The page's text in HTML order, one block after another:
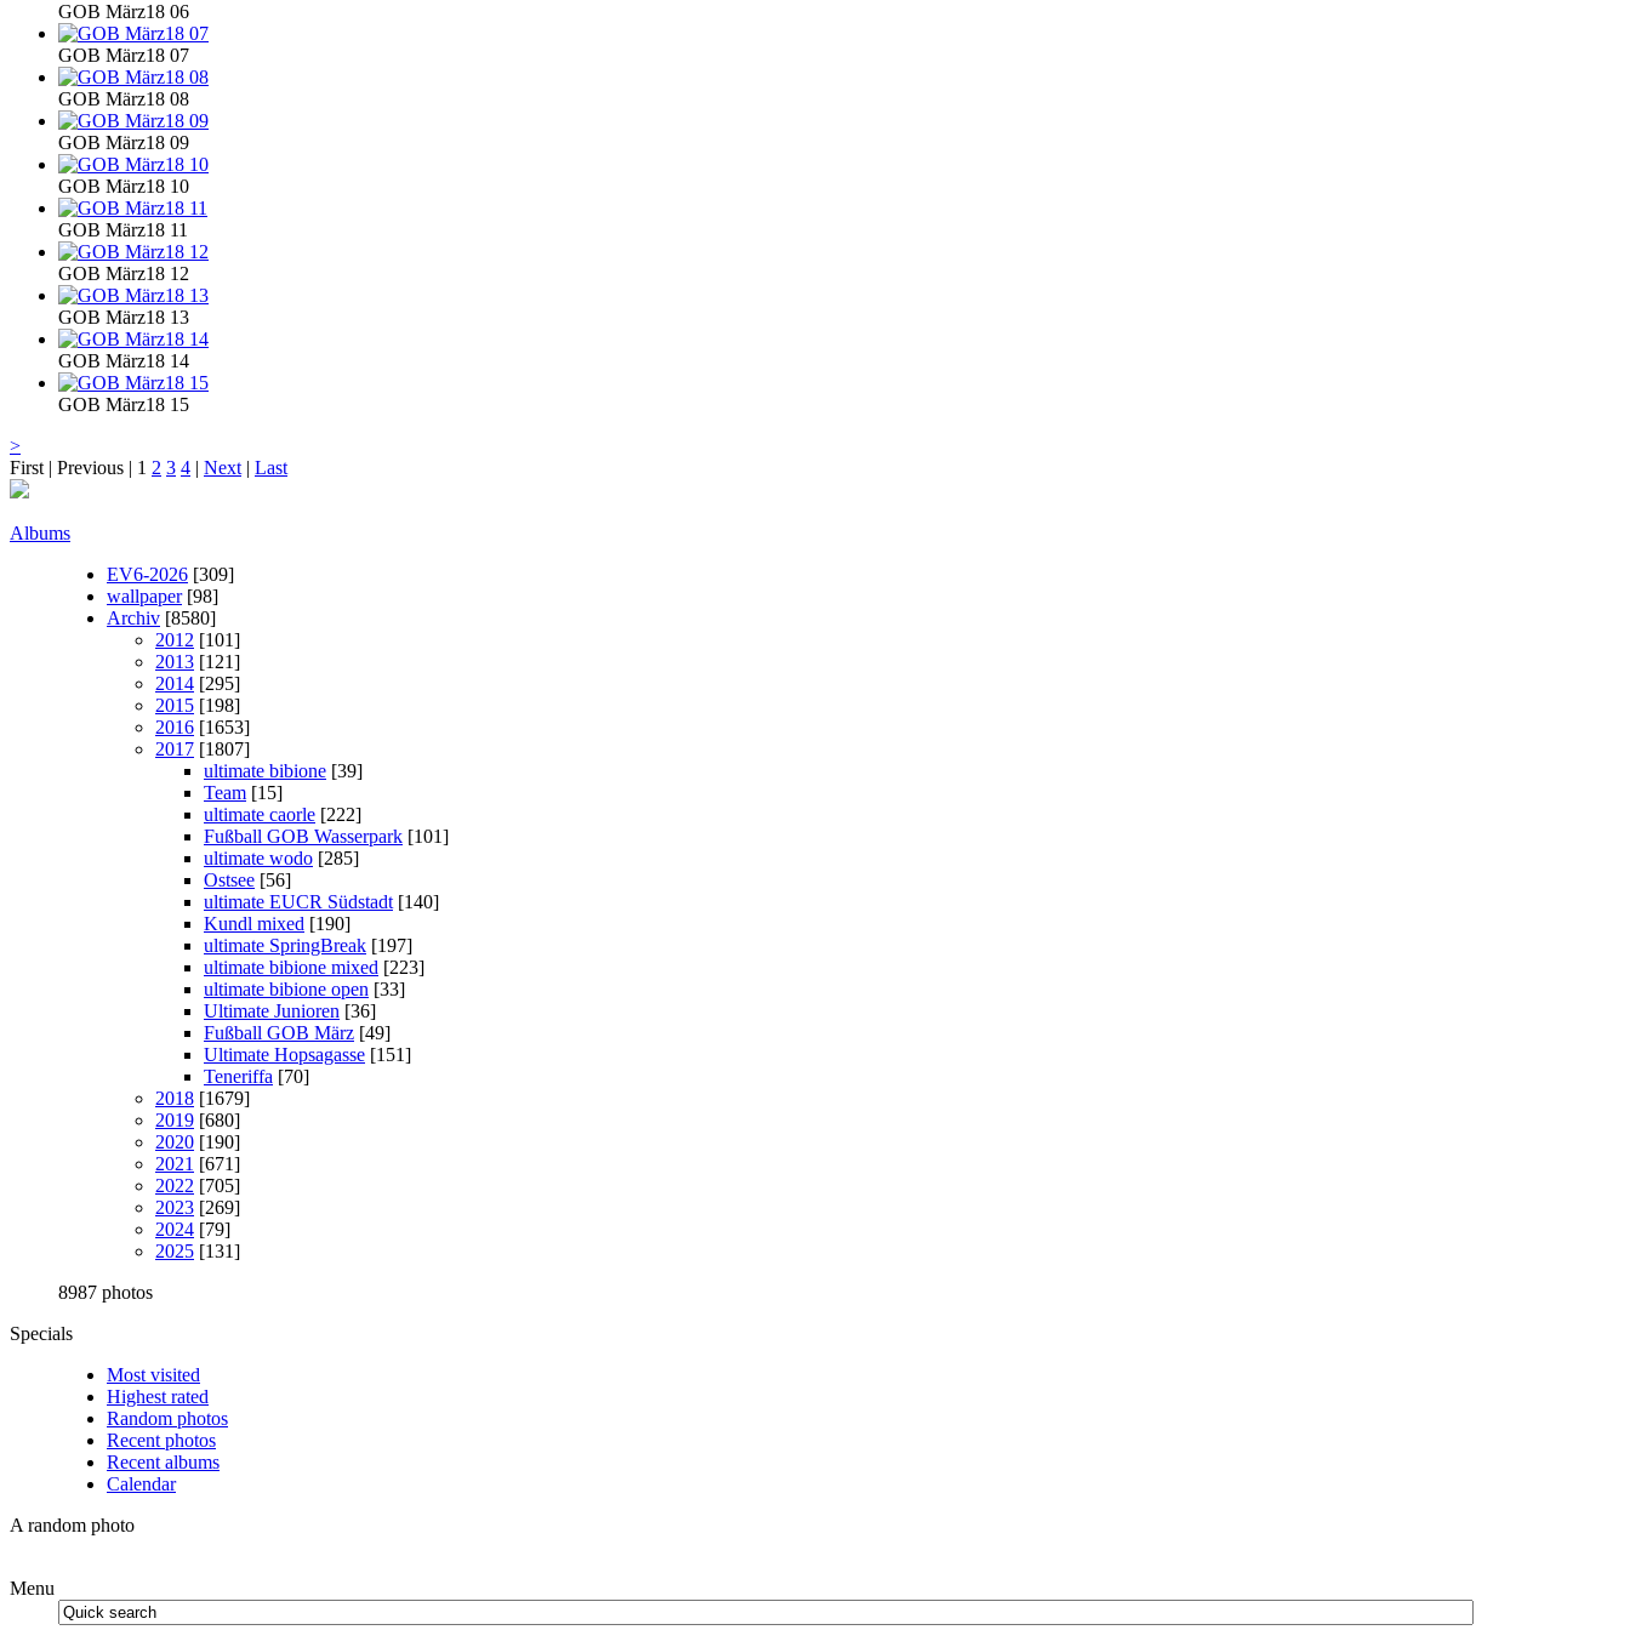
GOB März18 06
GOB März18 07
GOB März18 08
GOB März18 09
GOB März18 10
GOB März18 11
GOB März18 12
GOB März18 13
GOB März18 14
GOB März18 15
>
First | Previous | 1 2 3 4 | Next | Last
Albums
EV6-2026 [309]
wallpaper [98]
Archiv [8580]
2012 [101]
2013 [121]
2014 [295]
2015 [198]
2016 [1653]
2017 [1807]
ultimate bibione [39]
Team [15]
ultimate caorle [222]
Fußball GOB Wasserpark [101]
ultimate wodo [285]
Ostsee [56]
ultimate EUCR Südstadt [140]
Kundl mixed [190]
ultimate SpringBreak [197]
ultimate bibione mixed [223]
ultimate bibione open [33]
Ultimate Junioren [36]
Fußball GOB März [49]
Ultimate Hopsagasse [151]
Teneriffa [70]
2018 [1679]
2019 [680]
2020 [190]
2021 [671]
2022 [705]
2023 [269]
2024 [79]
2025 [131]
8987 photos
Specials
Most visited
Highest rated
Random photos
Recent photos
Recent albums
Calendar
A random photo
Menu